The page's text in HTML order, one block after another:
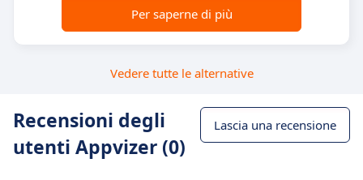
Per saperne di più
Vedere tutte le alternative
Recensioni degli
utenti Appvizer (0)
Lascia una recensione